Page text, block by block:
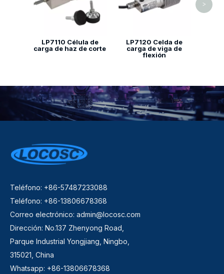
LP7110 Célula de
carga de haz de corte
LP7120 Celda de
carga de viga de
flexión
>
Teléfono: +86-57487233088
Teléfono: +86-13806678368
Correo electrónico: admin@locosc.com
Dirección: No.137 Zhenyong Road,
Parque Industrial Yongjiang, Ningbo,
315021, China
Whatsapp: +86-13806678368